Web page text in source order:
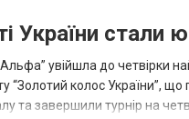
України стали
увійшла до четвірки
“Золотий колос України”,
та завершили турнір на